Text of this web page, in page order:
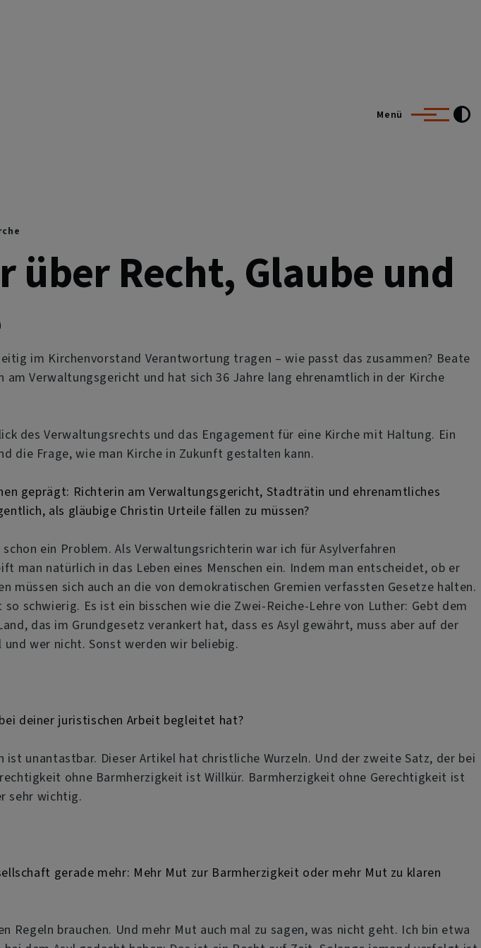
Menü
über Recht, Glaube und
im Kirchenvorstand Verantwortung tragen – wie passt das zusammen? Beate
Verwaltungsgericht und hat sich 36 Jahre lang ehrenamtlich in der Kirche
des Verwaltungsrechts und das Engagement für eine Kirche mit Haltung. Ein
die Frage, wie man Kirche in Zukunft gestalten kann.
geprägt: Richterin am Verwaltungsgericht, Stadträtin und ehrenamtliches
als gläubige Christin Urteile fällen zu müssen?
ein Problem. Als Verwaltungsrichterin war ich für Asylverfahren
man natürlich in das Leben eines Menschen ein. Indem man entscheidet, ob er
müssen sich auch an die von demokratischen Gremien verfassten Gesetze halten.
schwierig. Es ist ein bisschen wie die Zwei-Reiche-Lehre von Luther: Gebt dem
das im Grundgesetz verankert hat, dass es Asyl gewährt, muss aber auf der
wer nicht. Sonst werden wir beliebig.
deiner juristischen Arbeit begleitet hat?
unantastbar. Dieser Artikel hat christliche Wurzeln. Und der zweite Satz, der bei
ohne Barmherzigkeit ist Willkür. Barmherzigkeit ohne Gerechtigkeit ist
sehr wichtig.
gerade mehr: Mehr Mut zur Barmherzigkeit oder mehr Mut zu klaren
brauchen. Und mehr Mut auch mal zu sagen, was nicht geht. Ich bin etwa